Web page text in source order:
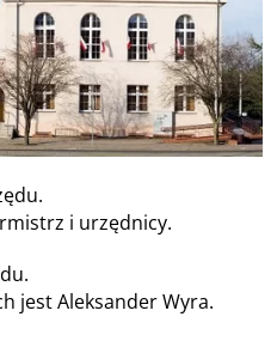
i urzędnicy.
jest Aleksander Wyra.